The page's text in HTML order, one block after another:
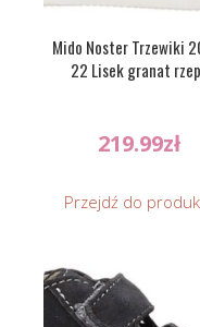
Mido Noster Trzewiki
22 Lisek granat
219.99zł
Przejdź do